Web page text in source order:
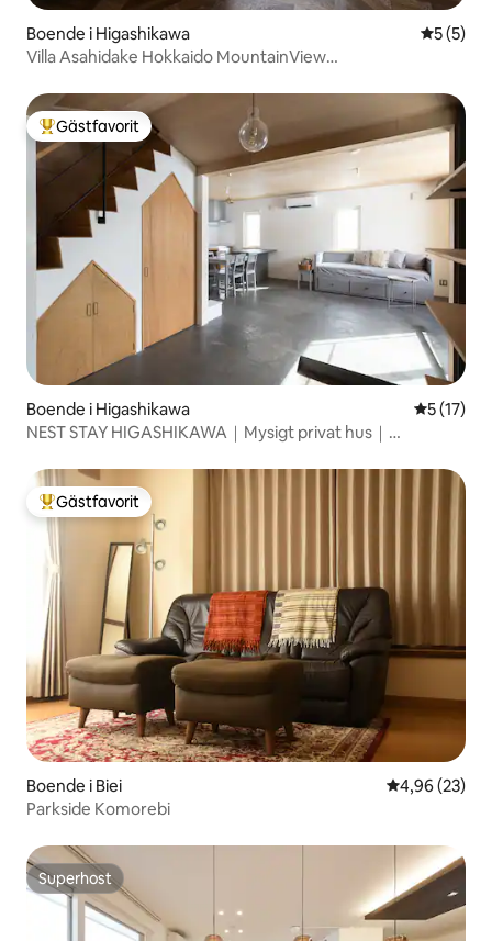
Boende i Higashikawa 5 av 5 i
5 (5)
Villa Asahidake Hokkaido MountainView
Populär gästfavorit
Gästfavorit
Boende i Higashikawa 5 av 5 i
5 (17)
NEST STAY HIGASHIKAWA｜Mysigt privat hus｜
Populär gästfavorit
Gästfavorit
Boende i Biei 4,96 av 5 i
4,96 (23)
Parkside Komorebi
Superhost
Superhost